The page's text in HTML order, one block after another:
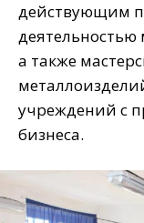
действующим
деятельностью
а также
учреждений с
бизнеса.